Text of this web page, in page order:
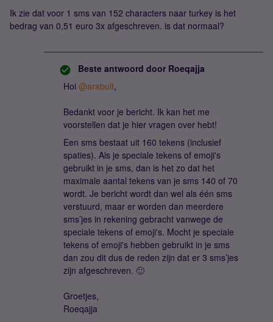
Ik zie dat voor 1 sms van 152 characters naar turkey is het
bedrag van 0,51 euro 3x afgeschreven. is dat normaal?
Beste antwoord door Roeqajja
Hoi @arabult,
Bedankt voor je bericht. Ik kan het me
voorstellen dat je hier vragen over hebt!
Een sms bestaat uit 160 tekens (inclusief
spaties). Als je speciale tekens of emoji's
gebruikt in je sms, dan is het zo dat het
maximale aantal tekens van je sms 140 of 70
wordt. Je bericht wordt dan wel als één sms
verstuurd, maar er worden dan meerdere
sms’jes in rekening gebracht vanwege de
speciale tekens of emoji's. Mocht je speciale
tekens of emoji's hebben gebruikt in je sms
dan zou dit dus de reden zijn dat er 3 sms’jes
zijn afgeschreven. 🙂
Groetjes,
Roeqajja